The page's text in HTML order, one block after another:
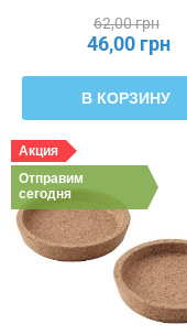
62,00 грн
46,00 грн
В КОРЗИНУ
Акция
Отправим
сегодня